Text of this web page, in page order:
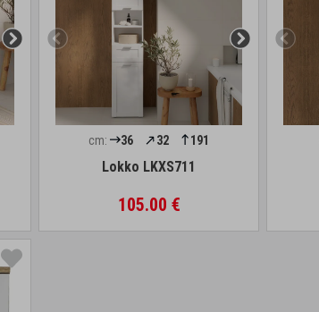
cm: 36 32 191
Lokko LKXS711
105.00 €